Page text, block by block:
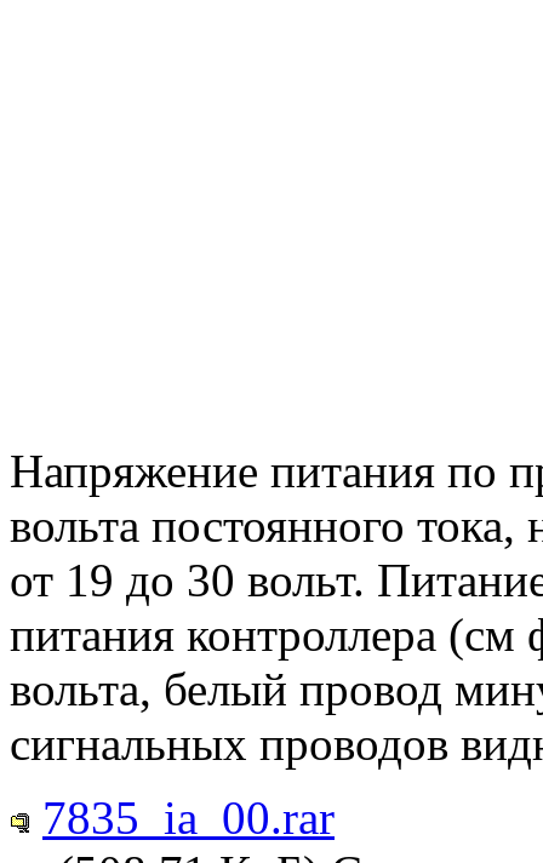
Напряжение питания по
вольта постоянного
от 19 до 30 вольт.
питания контроллера
вольта, белый провод
сигнальных проводов
7835_ia_00.rar